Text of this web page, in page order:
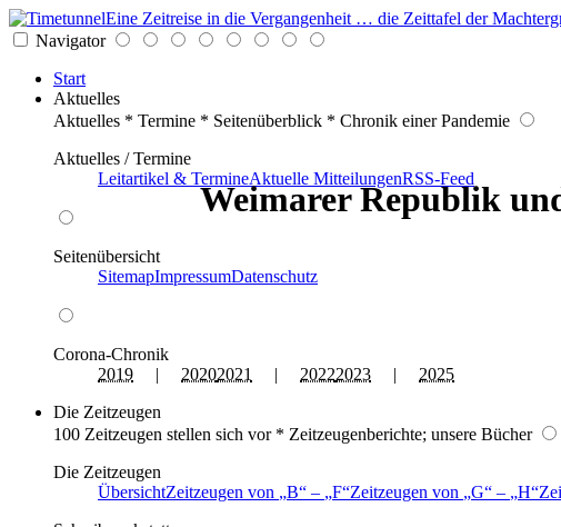
Eine Zeitreise in die Vergangenheit … die Zeittafel der
Navigator
Start
Aktuelles
Aktuelles * Termine * Seitenüberblick * Chronik einer Pandemie
Aktuelles / Termine
Leitartikel & TermineAktuelle MitteilungenRSS-Feed
Seitenübersicht
SitemapImpressumDatenschutz
Corona-Chronik
2019 | 20202021 | 20222023 | 2025
Die Zeitzeugen
100 Zeitzeugen stellen sich vor * Zeitzeugenberichte; unsere Bücher
Die Zeitzeugen
ÜbersichtZeitzeugen von B – F Zeitzeugen von G – H
Weimarer Republik